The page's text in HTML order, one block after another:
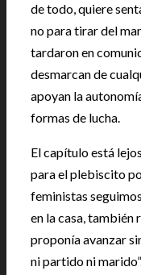
de todo, quiere
no para tirar del
tardaron en
desmarcan de
apoyan la
formas de lucha.
El capítulo está
para el plebiscito
feministas
en la casa,
proponía avanzar
ni partido ni